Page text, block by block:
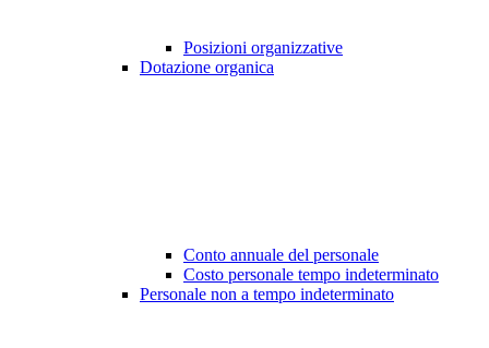
Posizioni organizzative
Dotazione organica
Conto annuale del personale
Costo personale tempo indeterminato
Personale non a tempo indeterminato